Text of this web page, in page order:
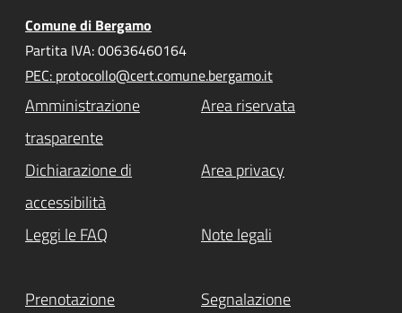
Comune di Bergamo
Partita IVA: 00636460164
PEC: protocollo@cert.comune.bergamo.it
Amministrazione
trasparente
Area riservata
Dichiarazione di
accessibilità
Area privacy
Leggi le FAQ Note legali
Prenotazione
Segnalazione